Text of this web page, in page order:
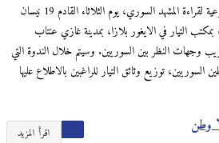
ينظم تيار الغد السوري، ندوته الأسبوعية لقراءة المشهد السوري، يوم الثلاثاء القادم 19 نيسان
بمكتب التيار في الايغور بلازا، بمدينة غازي عنتاب
وجهات النظر بين السوريين. وسيتم خلال الندوة التي
توزيع وثائق التيار للراغبين بالاطلاع عليها
اقرأ المزيد وطن